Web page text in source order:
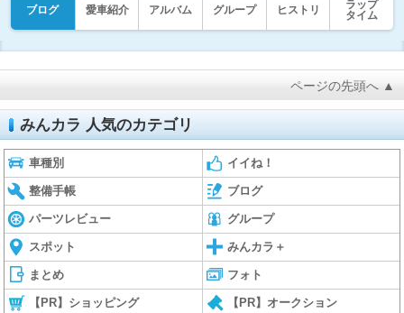
ブログ 愛車紹介 アルバム グループ ヒストリ
ラップ
タイム
ページの先頭へ ▲
みんカラ 人気のカテゴリ
車種別 イイね！
整備手帳 ブログ
パーツレビュー グループ
スポット みんカラ＋
まとめ フォト
【PR】ショッピング 【PR】オークション